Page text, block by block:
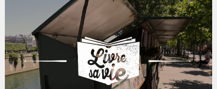
principal
LIVRE SA VIE